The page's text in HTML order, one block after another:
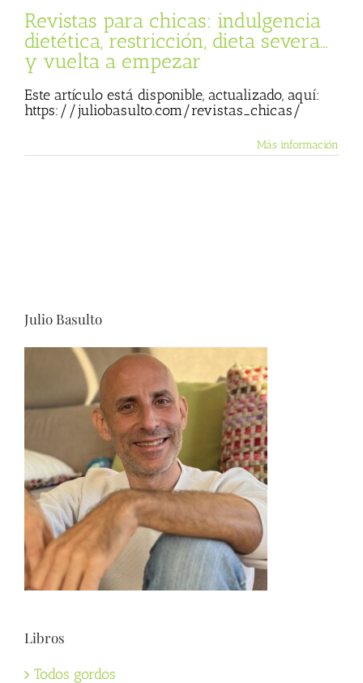
Revistas para chicas: indulgencia
dietética, restricción, dieta severa…
y vuelta a empezar
Este artículo está disponible, actualizado, aquí:
https://juliobasulto.com/revistas_chicas/
Más información
Julio Basulto
Libros
Todos gordos